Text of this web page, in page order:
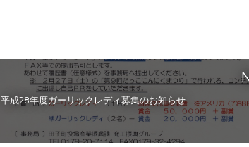
平成28年度ガーリックレディ募集のお知らせ